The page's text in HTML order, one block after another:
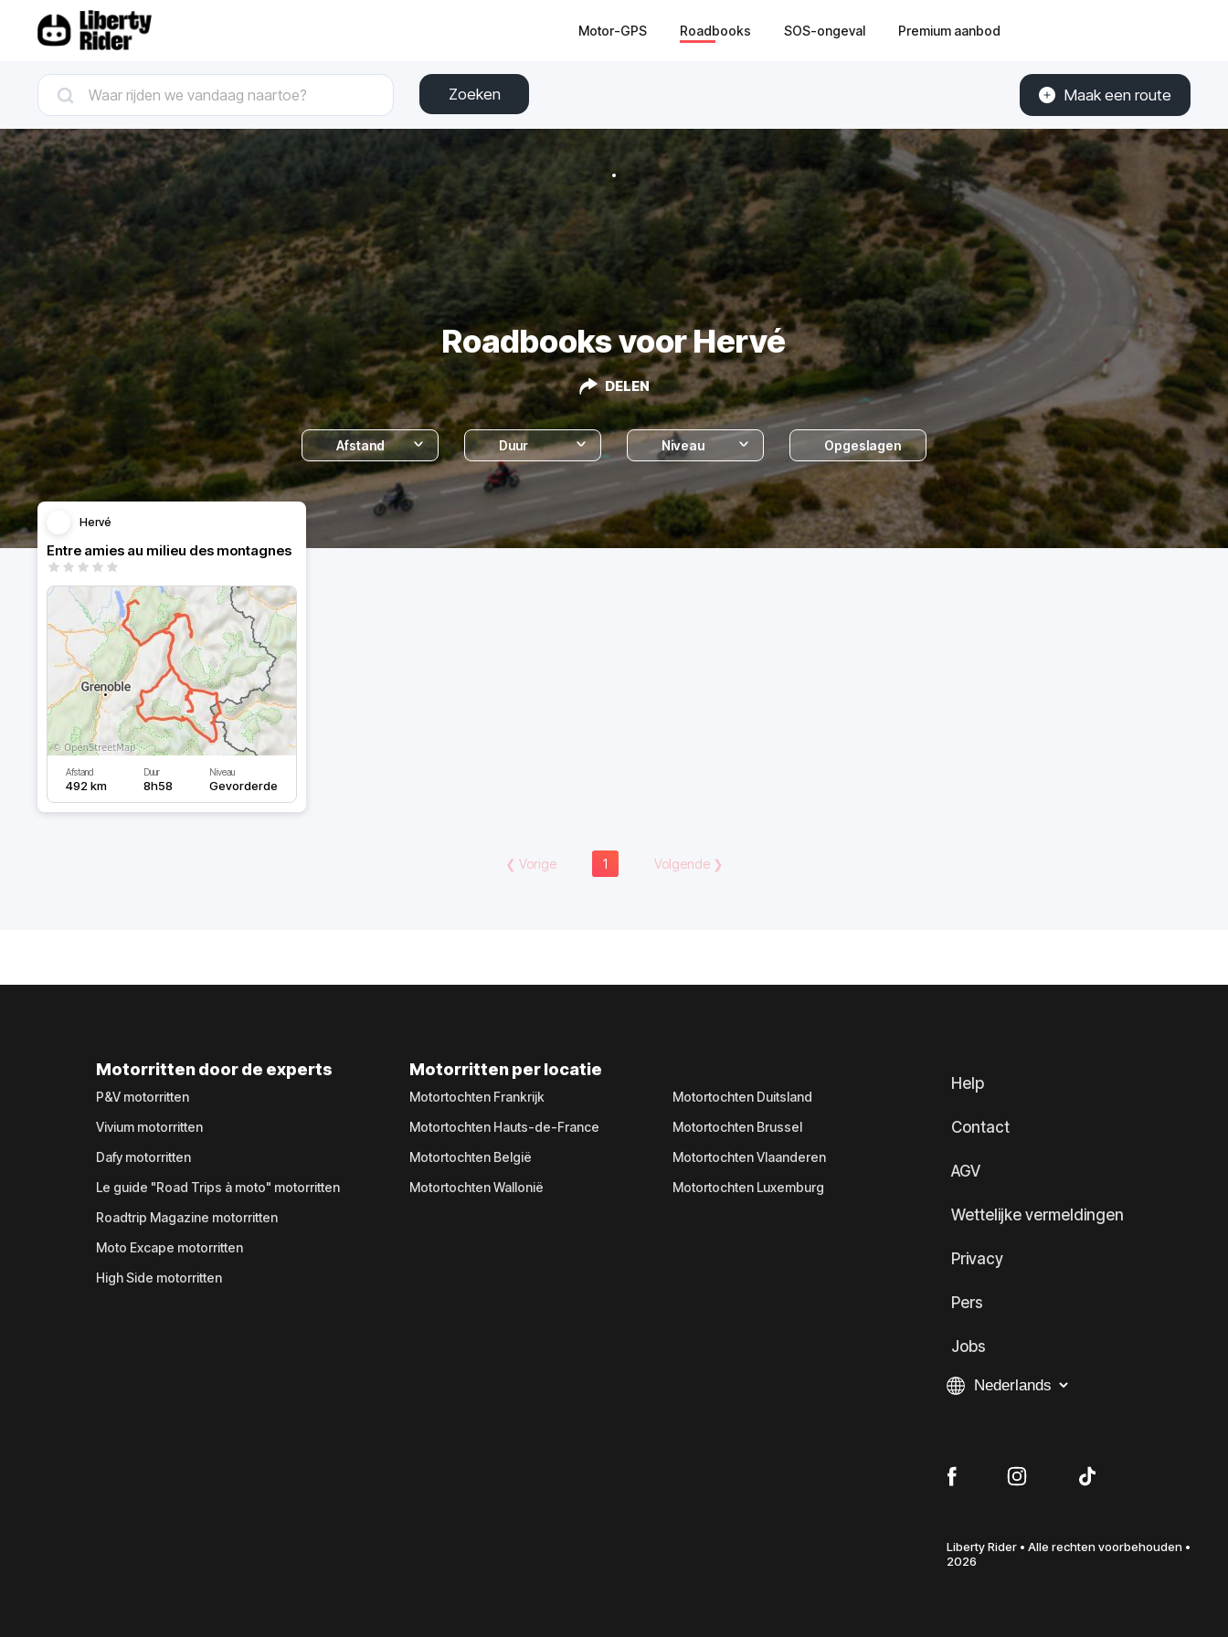
Motor-GPS Roadbooks SOS-ongeval Premium aanbod
Zoeken Maak een route
Roadbooks voor Hervé
DELEN
Afstand Duur Niveau Opgeslagen
Hervé
Entre amies au milieu des montagnes
Afstand
492 km
Duur
8h58
Niveau
Gevorderde
❮ Vorige 1 Volgende❯
Motorritten door de experts
P&V motorritten
Vivium motorritten
Dafy motorritten
Le guide "Road Trips à moto" motorritten
Roadtrip Magazine motorritten
Moto Excape motorritten
High Side motorritten
Motorritten per locatie
Motortochten Frankrijk
Motortochten Hauts-de-France
Motortochten België
Motortochten Wallonië
Motortochten Duitsland
Motortochten Brussel
Motortochten Vlaanderen
Motortochten Luxemburg
Help
Contact
AGV
Wettelijke vermeldingen
Privacy
Pers
Jobs
Liberty Rider • Alle rechten voorbehouden •
2026